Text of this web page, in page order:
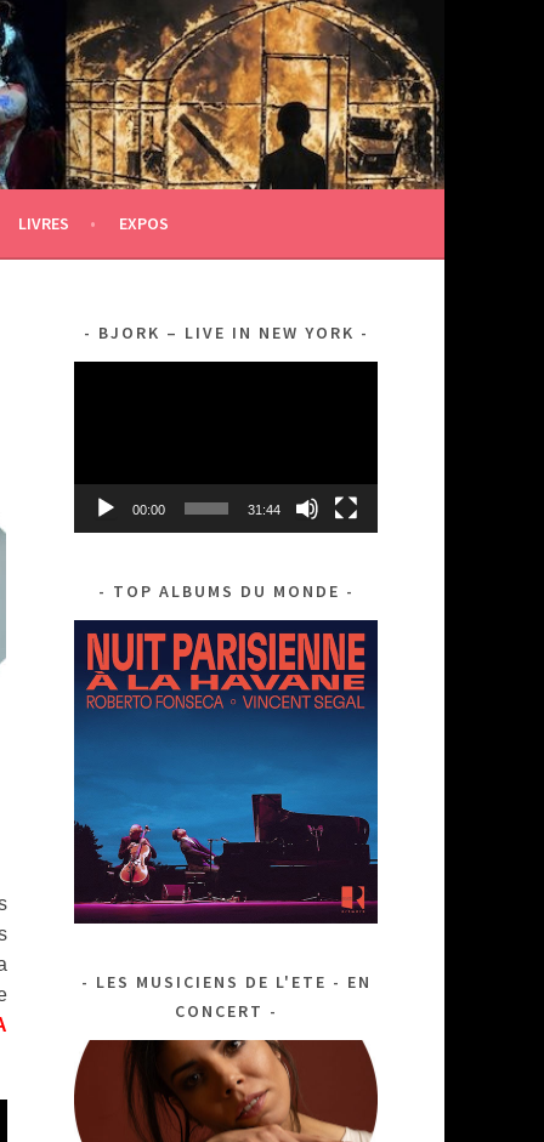
LIVRES EXPOS
BJORK – LIVE IN NEW YORK
00:00 31:44
TOP ALBUMS DU MONDE
LES MUSICIENS DE L'ETE - EN
CONCERT
https://sondumonde.fr/tag/la-